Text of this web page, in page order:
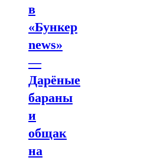
в
«Бункер
news»
—
Дарёные
бараны
и
общак
на